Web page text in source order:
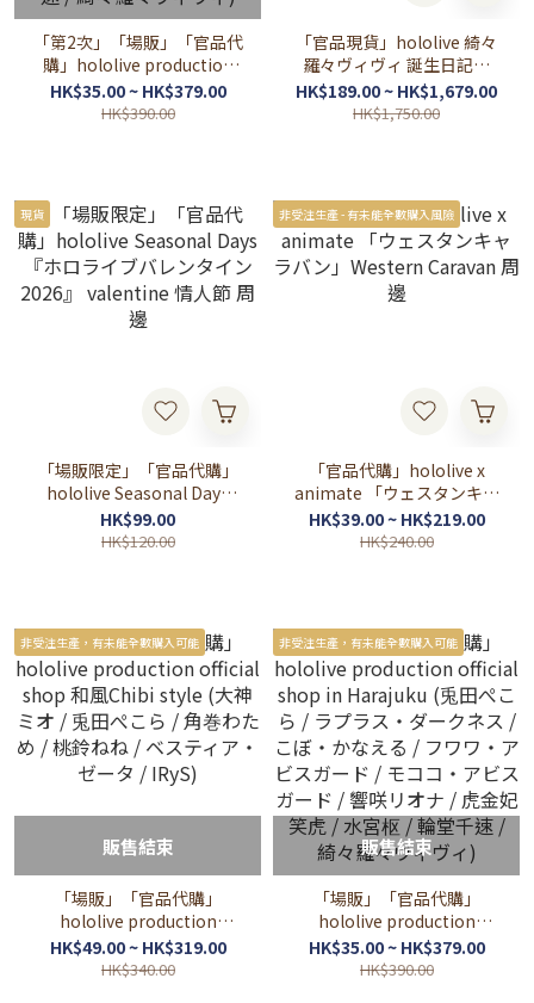
「第2次」「場販」「官品代
購」hololive production
official shop in Harajuku
(兎田ぺこら / ラプラス・ダ
リオナ / 虎金妃笑虎 / 水宮枢
/ 輪堂千速 / 綺々羅々ヴィヴ
ィ)
HK$35.00 ~ HK$379.00
HK$390.00
「官品現貨」hololive 綺々
羅々ヴィヴィ 誕生日記念
2025 💅✨ Vivi
HK$189.00 ~ HK$1,679.00
HK$1,750.00
現貨
「場販限定」「官品代購」
hololive Seasonal Days
『ホロライブバレンタイン
2026』 valentine 情人節 周
HK$99.00
HK$120.00
非受注生產 - 有未能全數購入風險
「官品代購」hololive x
animate 「ウェスタンキャ
ラバン」Western Caravan
周邊
HK$39.00 ~ HK$219.00
HK$240.00
非受注生產，有未能全數購入可能
販售結束
「場販」「官品代購」
hololive production
official shop 和風Chibi
HK$49.00 ~ HK$319.00
HK$340.00
非受注生產，有未能全數購入可能
販售結束
「場販」「官品代購」
hololive production
official shop in Harajuku
(兎田ぺこら / ラプラス・ダ
HK$35.00 ~ HK$379.00
HK$390.00